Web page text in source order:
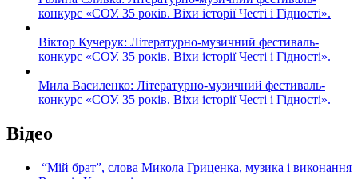
конкурс «СОУ. 35 років. Віхи історії Честі і Гідності».
Віктор Кучерук: Літературно-музичний фестиваль-
конкурс «СОУ. 35 років. Віхи історії Честі і Гідності».
Мила Василенко: Літературно-музичний фестиваль-
конкурс «СОУ. 35 років. Віхи історії Честі і Гідності».
Відео
“Мій брат”, слова Микола Гриценка, музика і виконання